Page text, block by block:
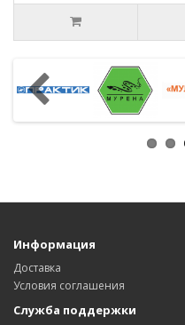
Информация
Доставка
Условия соглашения
Служба поддержки